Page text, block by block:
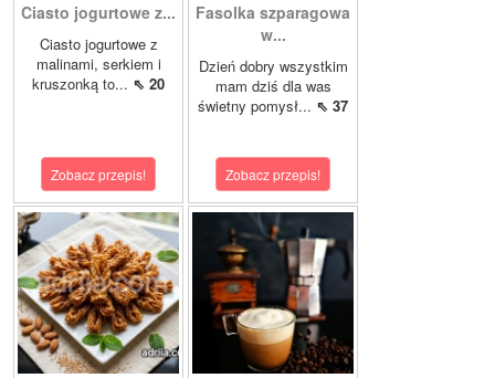
Ciasto jogurtowe z...
Ciasto jogurtowe z
malinami, serkiem i
kruszonką to... ⇖ 20
Zobacz przepis!
Fasolka szparagowa
w...
Dzień dobry wszystkim
mam dziś dla was
świetny pomysł... ⇖ 37
Zobacz przepis!